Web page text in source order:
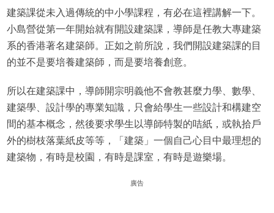
建築課從未入過傳統的中小學課程，有必在這裡講解一下。
小島營從第一年開始就有開設建築課，導師是任教大專建築
系的香港著名建築師。正如之前所說，我們開設建築課的目
的並不是要培養建築師，而是要培養創意。
所以在建築課中，導師開宗明義他不會教甚麼力學、數學、
建築學、設計學的專業知識，只會給學生一些設計和構建空
間的基本概念，然後要求學生以導師特製的咭紙，或執拾戶
外的樹枝落葉紙皮等等，「建築」一個自己心目中最理想的
建築物，有時是校園，有時是課室，有時是遊樂場。
廣告